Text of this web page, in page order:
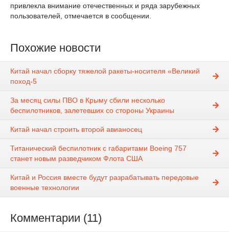
привлекла внимание отечественных и ряда зарубежных
пользователей, отмечается в сообщении.
Похожие новости
Китай начал сборку тяжелой ракеты-носителя «Великий
поход-5
За месяц силы ПВО в Крыму сбили несколько
беспилотников, залетевших со стороны Украины
Китай начал строить второй авианосец
Титанический беспилотник с габаритами Boeing 757
станет новым разведчиком Флота США
Китай и Россия вместе будут разрабатывать передовые
военные технологии
Комментарии (11)